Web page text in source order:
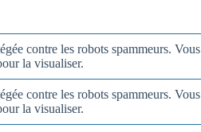
contre les robots spammeurs. Vous
la visualiser.
contre les robots spammeurs. Vous
la visualiser.